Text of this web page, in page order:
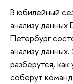
В юбилейный
анализу
Петербург
анализу
разберутся,
соберут